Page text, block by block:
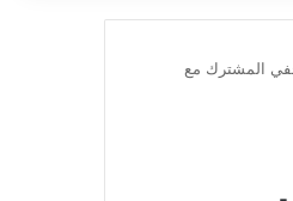
المشترك مع